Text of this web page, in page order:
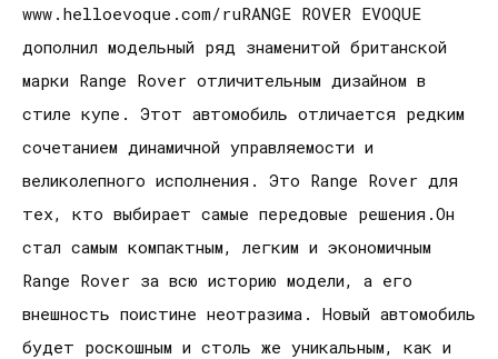
www.helloevoque.com/ruRANGE ROVER EVOQUE
дополнил модельный ряд знаменитой британской
марки Range Rover отличительным дизайном в
стиле купе. Этот автомобиль отличается редким
сочетанием динамичной управляемости и
великолепного исполнения. Это Range Rover для
тех, кто выбирает самые передовые решения.Он
стал самым компактным, легким и экономичным
Range Rover за всю историю модели, а его
внешность поистине неотразима. Новый автомобиль
будет роскошным и столь же уникальным, как и